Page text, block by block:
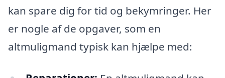
kan spare dig for tid og bekymringer. Her
er nogle af de opgaver, som en
altmuligmand typisk kan hjælpe med: